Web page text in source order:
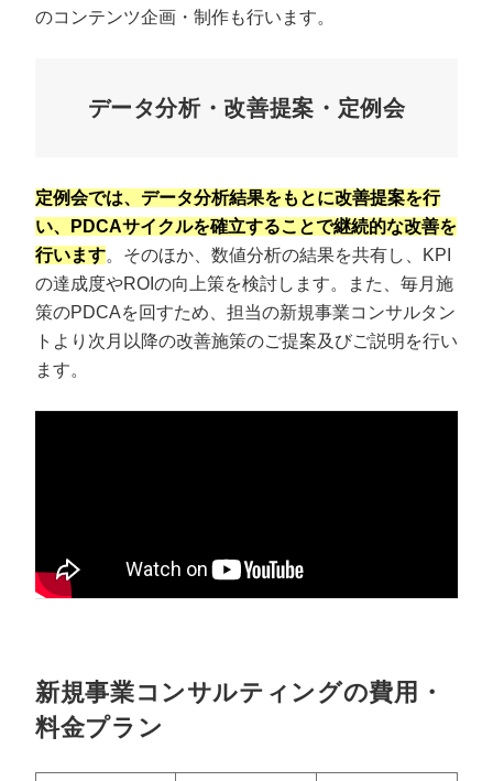
のコンテンツ企画・制作も行います。
データ分析・改善提案・定例会
定例会では、データ分析結果をもとに改善提案を行
い、PDCAサイクルを確立することで継続的な改善を
行います。そのほか、数値分析の結果を共有し、KPI
の達成度やROIの向上策を検討します。また、毎月施
策のPDCAを回すため、担当の新規事業コンサルタン
トより次月以降の改善施策のご提案及びご説明を行い
ます。
新規事業コンサルティングの費用・
料金プラン